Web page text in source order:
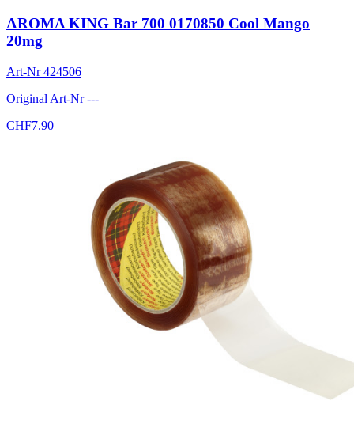
AROMA KING Bar 700 0170850 Cool Mango
20mg
Art-Nr424506
Original Art-Nr---
CHF7.90